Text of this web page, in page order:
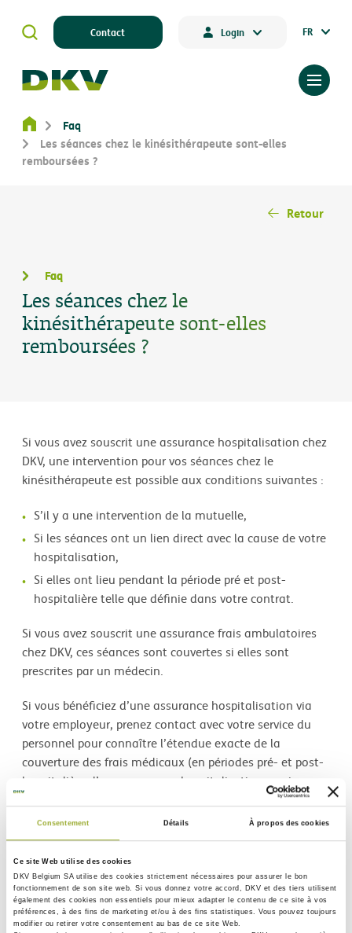
Consentement Détails À propos des cookies
Ce site Web utilise des cookies
DKV Belgium SA utilise des cookies strictement nécessaires pour assurer le bon
fonctionnement de son site web. Si vous donnez votre accord, DKV et des tiers utilisent
également descookies non essentiels pour mieux adapter le contenu de ce site à vos
préférences, à des fins de marketing et/ou à des fins statistiques. Vous pouvez toujours
modifier ou retirer votre consentement au bas de ce site Web.
Contact Login FR
Faq
Les séances chez le
kinésithérapeute sont-elles
remboursées ?
Retour
Faq
Les séances chez le kinésithérapeute sont-elles
remboursées ?
Si vous avez souscrit une assurance hospitalisation chez
DKV, une intervention pour vos séances chez le
kinésithérapeute est possible aux conditions suivantes :
S’il y a une intervention de la mutuelle,
Si les séances ont un lien direct avec la cause de votre
hospitalisation,
Si elles ont lieu pendant la période pré et post-
hospitalière telle que définie dans votre contrat.
Si vous avez souscrit une assurance frais ambulatoires
chez DKV, ces séances sont couvertes si elles sont
prescrites par un médecin.
Si vous bénéficiez d’une assurance hospitalisation via
votre employeur, prenez contact avec votre service du
personnel pour connaître l’étendue exacte de la
couverture des frais médicaux (en périodes pré- et post-
hospitalière d’une assurance hospitalisation ou via une
Gérer mes frais
Assuré via mon employeur
Gérer mes frais
Guide hospitalisation